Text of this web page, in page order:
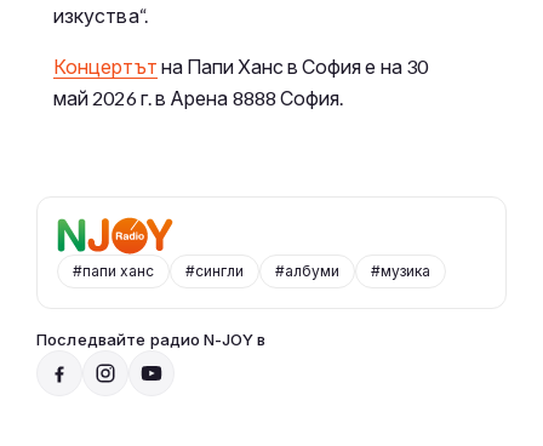
изкуства“.
Концертът на Папи Ханс в София е на 30
май 2026 г. в Арена 8888 София.
#папи ханс #сингли #албуми #музика
Последвайте радио N-JOY в
10:00 - 14:00